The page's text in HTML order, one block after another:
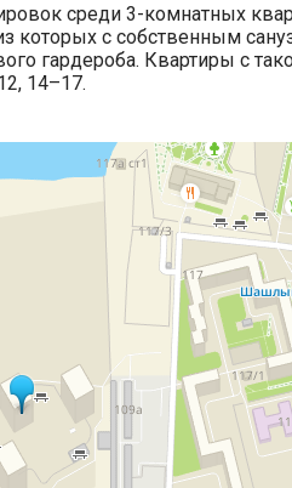
среди 3-комнатных
которых с собственным
гардероба. Квартиры с
14–17.